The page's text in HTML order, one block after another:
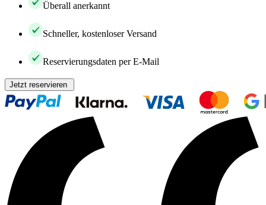
Überall anerkannt
Schneller, kostenloser Versand
Reservierungsdaten per E-Mail
Jetzt reservieren